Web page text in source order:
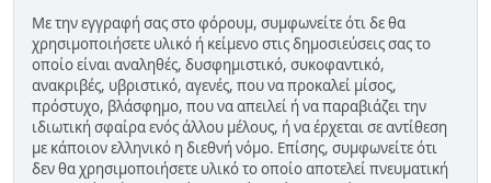
Με την εγγραφή σας στο φόρουμ, συμφωνείτε ότι δε θα
χρησιμοποιήσετε υλικό ή κείμενο στις δημοσιεύσεις σας το
οποίο είναι αναληθές, δυσφημιστικό, συκοφαντικό,
ανακριβές, υβριστικό, αγενές, που να προκαλεί μίσος,
πρόστυχο, βλάσφημο, που να απειλεί ή να παραβιάζει την
ιδιωτική σφαίρα ενός άλλου μέλους, ή να έρχεται σε αντίθεση
με κάποιον ελληνικό η διεθνή νόμο. Επίσης, συμφωνείτε ότι
δεν θα χρησιμοποιήσετε υλικό το οποίο αποτελεί πνευματική